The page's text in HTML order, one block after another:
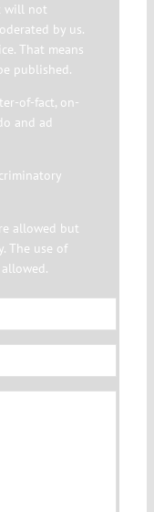
will not
by us.
That means
published.
of-fact, on-
and ad
allowed but
The use of